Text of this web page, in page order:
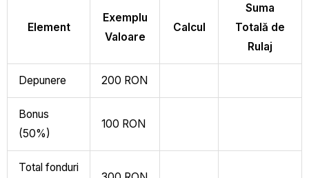
Element
Exemplu
Valoare
Calcul
Suma
Totală de
Rulaj
Depunere 200 RON
Bonus
(50%)
100 RON
Total fonduri